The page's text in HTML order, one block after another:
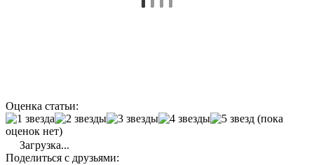
Оценка статьи:
(пока
оценок нет)
Загрузка...
Поделиться с друзьями: